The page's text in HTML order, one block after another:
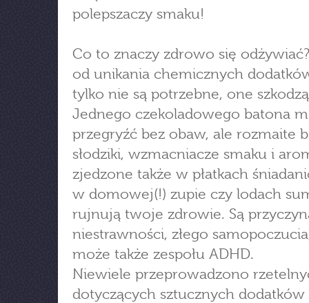
polepszaczy smaku!
Co to znaczy zdrowo się
od unikania chemicznych
tylko nie są potrzebne, one
Jednego czekoladowego batona
przegryźć bez obaw, ale rozmaite
słodziki, wzmacniacze smaku i
zjedzone także w płatkach
w domowej(!) zupie czy lodach
rujnują twoje zdrowie. Są
niestrawności, złego
może także zespołu ADHD.
Niewiele przeprowadzono
dotyczących sztucznych dodatków